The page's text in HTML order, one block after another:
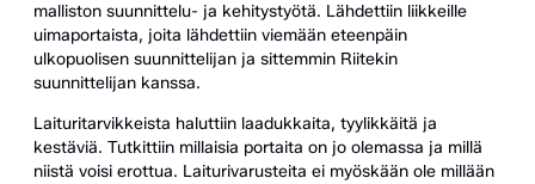
malliston suunnittelu- ja kehitystyötä. Lähdettiin liikkeille
uimaportaista, joita lähdettiin viemään eteenpäin
ulkopuolisen suunnittelijan ja sittemmin Riitekin
suunnittelijan kanssa.
Laituritarvikkeista haluttiin laadukkaita, tyylikkäitä ja
kestäviä. Tutkittiin millaisia portaita on jo olemassa ja millä
niistä voisi erottua. Laiturivarusteita ei myöskään ole millään